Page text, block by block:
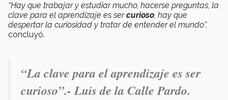
“Hay que trabajar y estudiar mucho, hacerse preguntas, la
clave para el aprendizaje es sercurioso, hay que
despertar la curiosidad y tratar de entender el mundo”,
concluyó.
“La clave para el aprendizaje es ser
curioso”.- Luis de la Calle Pardo.